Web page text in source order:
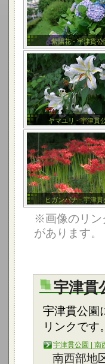
紫陽花 - 宇津貫公
ヤマユリ - 宇津貫
ヒガンバナ - 宇津貫
※画像のリン
があります。
宇津貫
宇津貫公園
リンクです。
宇津貫公園 | 南
南西部地